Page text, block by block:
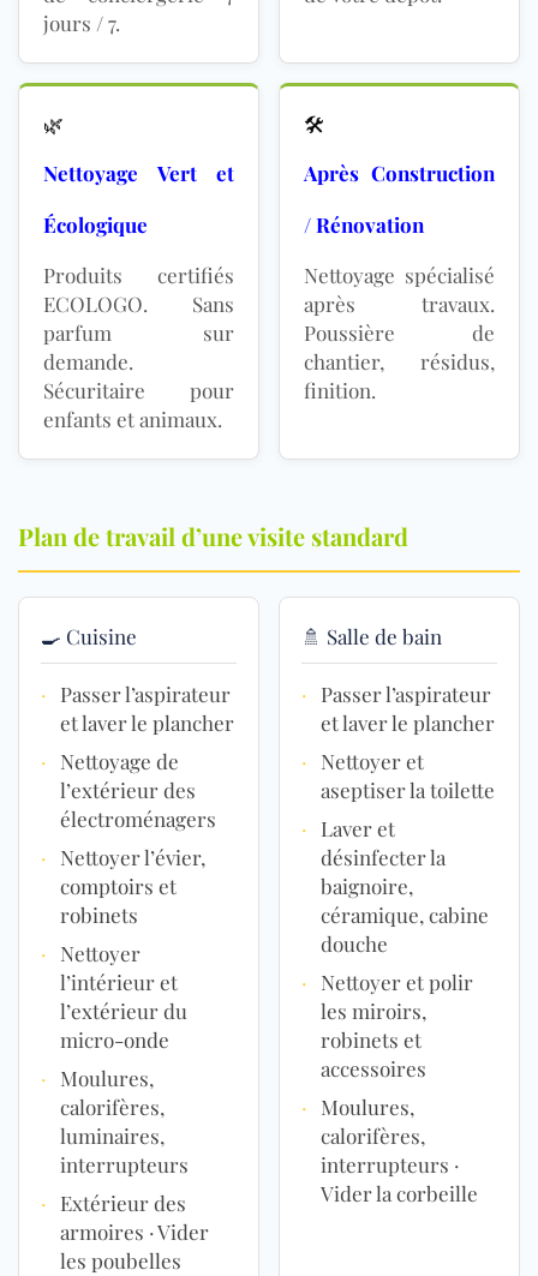
jours / 7.
🌿
Nettoyage Vert et
Écologique
Produits certifiés
ECOLOGO. Sans
parfum sur
demande.
Sécuritaire pour
enfants et animaux.
🛠️
Après Construction
/ Rénovation
Nettoyage spécialisé
après travaux.
Poussière de
chantier, résidus,
finition.
Plan de travail d’une visite standard
🍳 Cuisine
· Passer l’aspirateur
et laver le plancher
· Nettoyage de
l’extérieur des
électroménagers
· Nettoyer l’évier,
comptoirs et
robinets
· Nettoyer
l’intérieur et
l’extérieur du
micro-onde
· Moulures,
calorifères,
luminaires,
interrupteurs
· Extérieur des
armoires · Vider
les poubelles
🚿 Salle de bain
· Passer l’aspirateur
et laver le plancher
· Nettoyer et
aseptiser la toilette
· Laver et
désinfecter la
baignoire,
céramique, cabine
douche
· Nettoyer et polir
les miroirs,
robinets et
accessoires
· Moulures,
calorifères,
interrupteurs ·
Vider la corbeille